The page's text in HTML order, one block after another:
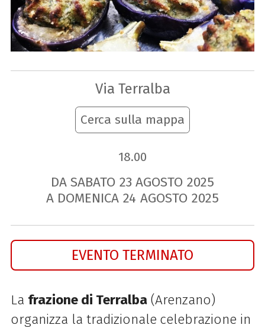
Via Terralba
Cerca sulla mappa
18.00
DA SABATO 23 AGOSTO 2025
A DOMENICA 24 AGOSTO 2025
EVENTO TERMINATO
La frazione di Terralba(Arenzano)
organizza la tradizionale celebrazione in